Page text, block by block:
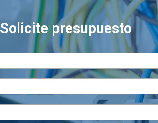
Solicite presupuesto